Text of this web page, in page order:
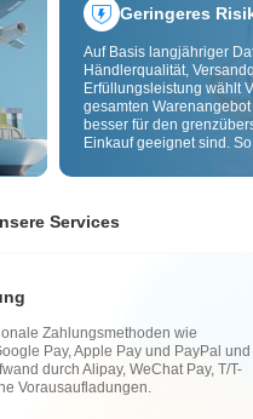
Geringeres
Auf Basis langjähriger
Händlerqualität,
Erfüllungsleistung wählt
gesamten
besser für den
Einkauf geeignet sind.
riskante Artikel. Cross-
zusätzlich Risiken bei
Services
Zahlungsmethoden wie
Pay, Apple Pay und PayPal und
durch Alipay, WeChat Pay, T/T-
Vorausaufladungen.